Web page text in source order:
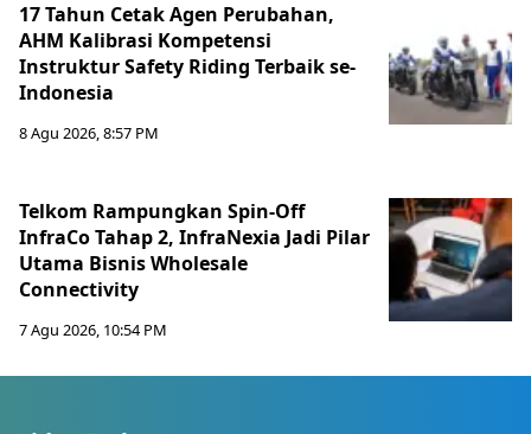
17 Tahun Cetak Agen Perubahan,
AHM Kalibrasi Kompetensi
Instruktur Safety Riding Terbaik se-
Indonesia
8 Agu 2026, 8:57 PM
Telkom Rampungkan Spin-Off
InfraCo Tahap 2, InfraNexia Jadi Pilar
Utama Bisnis Wholesale
Connectivity
7 Agu 2026, 10:54 PM